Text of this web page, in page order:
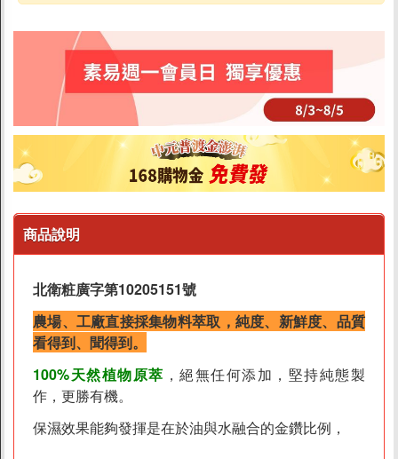
商品說明
北衛粧廣字第10205151號
農場、工廠直接採集物料萃取，純度、新鮮度、品質
看得到、聞得到。
100%天然植物原萃 ，絕無任何添加，堅持純態製
作，更勝有機。
保濕效果能夠發揮是在於油與水融合的金鑽比例，